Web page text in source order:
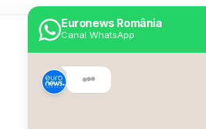
Euronews România
Canal WhatsApp
Despre Euronews